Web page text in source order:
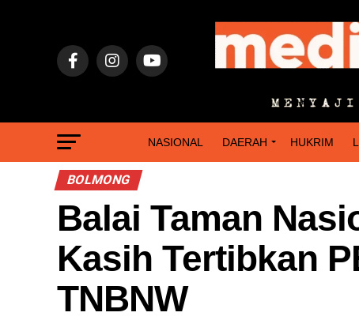
NASIONAL DAERAH HUKRIM
BOLMONG
Balai Taman
Kasih Tertibkan
TNBNW